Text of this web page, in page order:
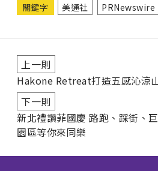
關鍵字 美通社 PRNewswire
上一則
Hakone Retreat打造五感沁涼
下一則
新北禮讚菲國慶 路跑、踩街、
園區等你來同樂